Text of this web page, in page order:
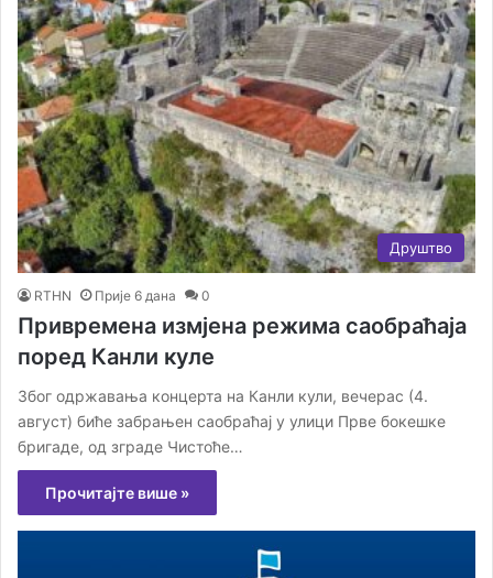
Друштво
RTHN Прије 6 дана 0
Привремена измјена режима саобраћаја
поред Канли куле
Због одржавања концерта на Канли кули, вечерас (4.
август) биће забрањен саобраћај у улици Прве бокешке
бригаде, од зграде Чистоће…
Прочитајте више »